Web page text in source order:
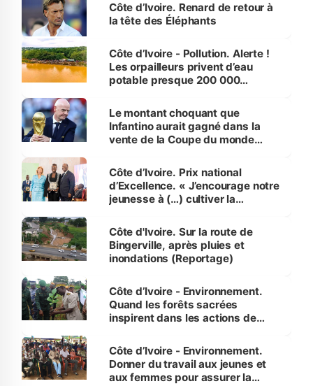
Côte d’Ivoire. Renard de retour à
la tête des Éléphants
Côte d’Ivoire - Pollution. Alerte !
Les orpailleurs privent d’eau
potable presque 200 000
Le montant choquant que
Infantino aurait gagné dans la
vente de la Coupe du monde
Côte d’Ivoire. Prix national
d’Excellence. « J’encourage notre
jeunesse à (…) cultiver la
(Alassane Ouattara
Côte d'Ivoire. Sur la route de
Bingerville, après pluies et
inondations (Reportage)
Côte d’Ivoire - Environnement.
Quand les forêts sacrées
inspirent dans les actions de
Côte d’Ivoire - Environnement.
Donner du travail aux jeunes et
aux femmes pour assurer la